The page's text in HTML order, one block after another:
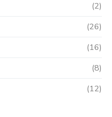
(2)
(26)
(16)
(8)
(12)